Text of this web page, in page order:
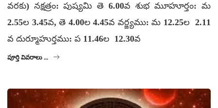
వరకు) నక్షత్రం: పుష్యమి తె 6.00వ శుభ మూహూర్తం: మ
2.55ల 3.45వ, తె 4.00ల 4.45వ వర్జ్యము: మ 12.25ల 2.11
వ దుర్మూహుర్తము: ప 11.46ల 12.30వ
పూర్తి వివరాలు ...